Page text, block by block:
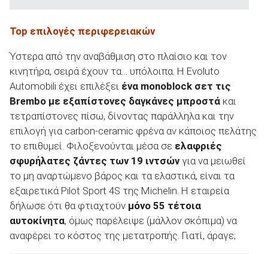
Top επιλογές περιφερειακών
Ύστερα από την αναβάθμιση στο πλαίσιο και τον
κινητήρα, σειρά έχουν τα… υπόλοιπα. Η Evoluto
Automobili έχει επιλέξει ένα monoblock σετ τις
Brembo με εξαπίστονες δαγκάνες μπροστά και
τετραπίστονες πίσω, δίνοντας παράλληλα και την
επιλογή για carbon-ceramic φρένα αν κάποιος πελάτης
το επιθυμεί. Φιλοξενούνται μέσα σε ελαφριές
σφυρήλατες ζάντες των 19 ιντσώνγια να μειωθεί
το μη αναρτώμενο βάρος και τα ελαστικά, είναι τα
εξαιρετικά Pilot Sport 4S της Michelin. Η εταιρεία
δήλωσε ότι θα φτιαχτούν μόνο 55 τέτοια
αυτοκίνητα, όμως παρέλειψε (μάλλον σκόπιμα) να
αναφέρει το κόστος της μετατροπής. Γιατί, άραγε;